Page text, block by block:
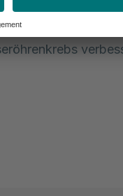
Ärzt:innen,
zu entnehmen.